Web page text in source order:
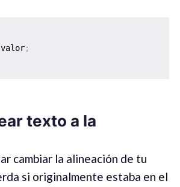
valor;
texto a la
cambiar la alineación de tu
si originalmente estaba en el